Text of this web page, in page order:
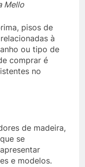
Mello
pisos de
à
ou tipo de
comprar é
no
de madeira,
se
e modelos.